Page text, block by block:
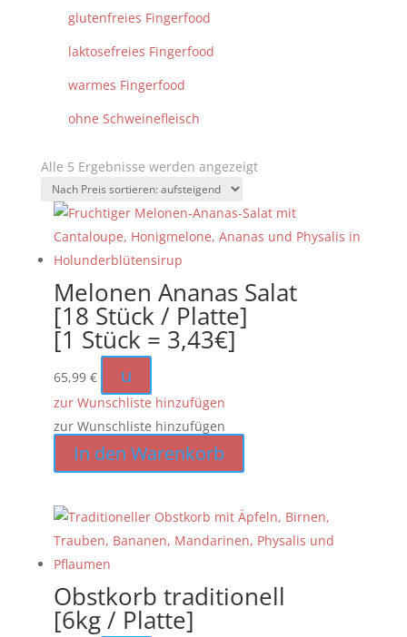
glutenfreies Fingerfood
laktosefreies Fingerfood
warmes Fingerfood
ohne Schweinefleisch
Alle 5 Ergebnisse werden angezeigtNach
sortiert:
aufsteigend
Melonen Ananas Salat
[18 Stück / Platte]
[1 Stück = 3,43€]
65,99 € u
zur Wunschliste hinzufügen
zur Wunschliste hinzufügen
In den Warenkorb
Obstkorb traditionell
[6kg / Platte]